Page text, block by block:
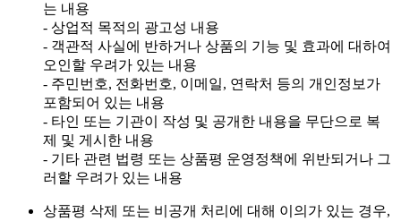
는 내용
- 상업적 목적의 광고성 내용
- 객관적 사실에 반하거나 상품의 기능 및 효과에 대하여
오인할 우려가 있는 내용
- 주민번호, 전화번호, 이메일, 연락처 등의 개인정보가
포함되어 있는 내용
- 타인 또는 기관이 작성 및 공개한 내용을 무단으로 복
제 및 게시한 내용
- 기타 관련 법령 또는 상품평 운영정책에 위반되거나 그
러할 우려가 있는 내용
상품평 삭제 또는 비공개 처리에 대해 이의가 있는 경우,